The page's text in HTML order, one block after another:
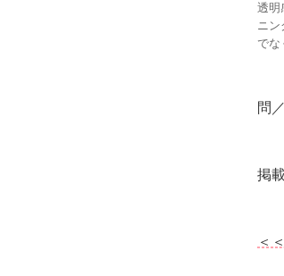
透明
ニン
でな
問
掲
＜